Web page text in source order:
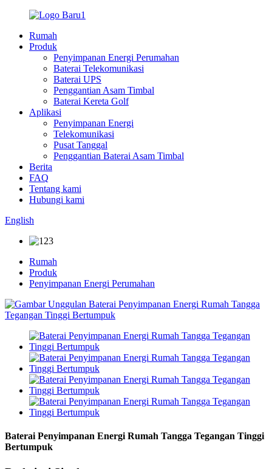
Rumah
Produk
Penyimpanan Energi Perumahan
Baterai Telekomunikasi
Baterai UPS
Penggantian Asam Timbal
Baterai Kereta Golf
Aplikasi
Penyimpanan Energi
Telekomunikasi
Pusat Tanggal
Penggantian Baterai Asam Timbal
Berita
FAQ
Tentang kami
Hubungi kami
English
Rumah
Produk
Penyimpanan Energi Perumahan
Baterai Penyimpanan Energi Rumah Tangga Tegangan Tinggi
Bertumpuk